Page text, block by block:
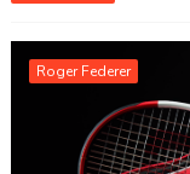
Roger Federer